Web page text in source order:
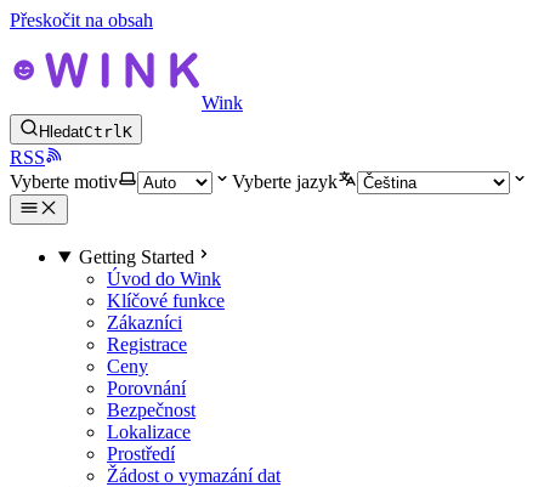
Přeskočit na obsah
Wink
HledatCtrlK
RSS
Vyberte motiv
Vyberte jazyk
Getting Started
Úvod do Wink
Klíčové funkce
Zákazníci
Registrace
Ceny
Porovnání
Bezpečnost
Lokalizace
Prostředí
Žádost o vymazání dat